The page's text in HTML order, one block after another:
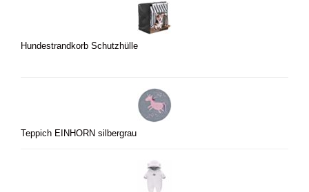
Hundestrandkorb Schutzhülle
Teppich EINHORN silbergrau